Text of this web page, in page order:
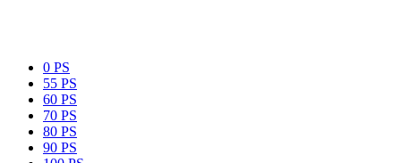
0 PS
55 PS
60 PS
70 PS
80 PS
90 PS